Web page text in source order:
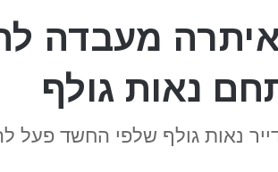
מעבדה
נאות גולף
נאות גולף שלפי החשד פעל